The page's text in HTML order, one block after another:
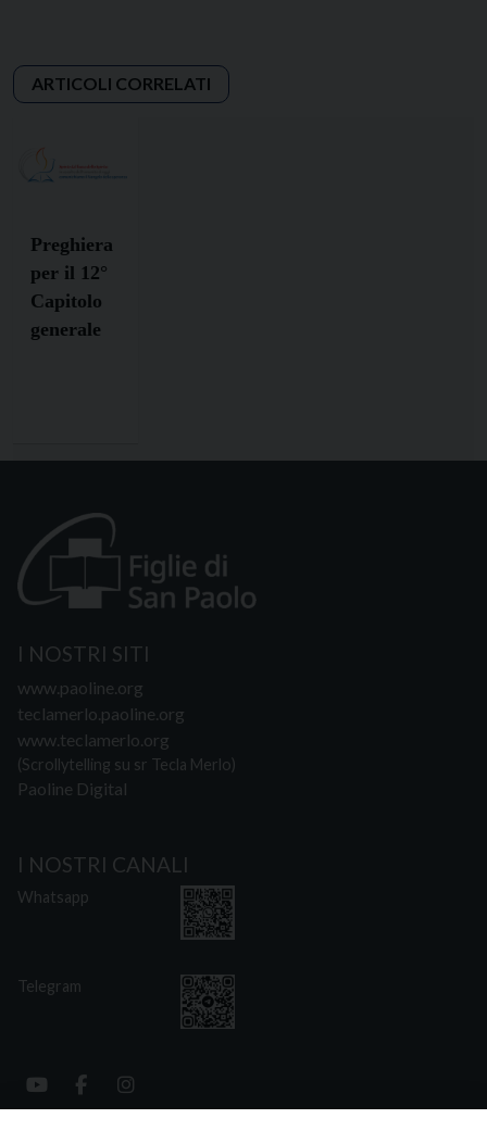
Preghiera
per il 12°
Capitolo
generale
I NOSTRI SITI
www.paoline.org
teclamerlo.paoline.org
www.teclamerlo.org
(Scrollytelling su sr Tecla Merlo)
Paoline Digital
I NOSTRI CANALI
Whatsapp
Telegram